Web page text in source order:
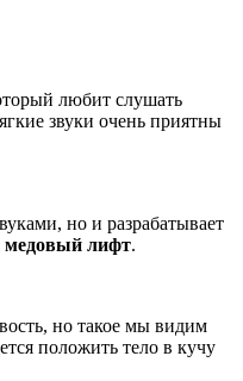
любит слушать
звуки очень приятны
но и разрабатывает
медовый лифт.
но такое мы видим
положить тело в кучу